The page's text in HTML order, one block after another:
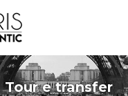
Tour e transfer